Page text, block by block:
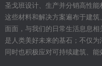
圣戈班设计、生产并分销高性能
这些材料和解决方案遍布于建
面面，与我们的日常生活息息相
是人类美好未来的基石；不仅
同时也积极应对可持续建筑、能